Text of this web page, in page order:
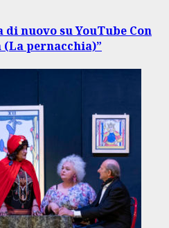
nuovo su YouTube Con
pernacchia)”